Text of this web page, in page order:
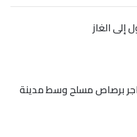
إلى الغاز
برصاص مسلح وسط مدينة